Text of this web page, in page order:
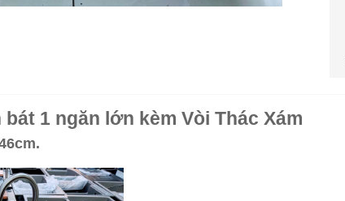
1 ngăn lớn kèm Vòi Thác Xám